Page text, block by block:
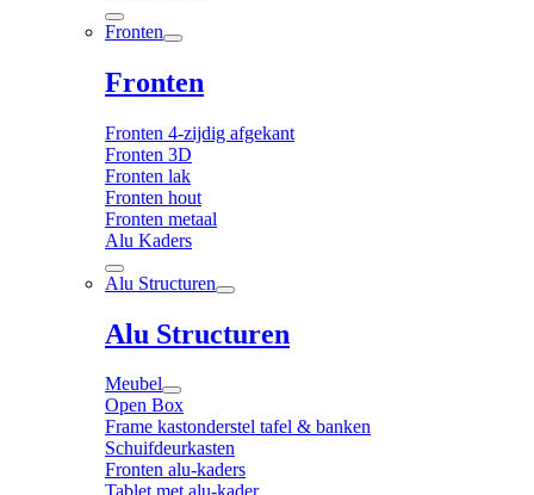
Fronten
Fronten
Fronten 4-zijdig afgekant
Fronten 3D
Fronten lak
Fronten hout
Fronten metaal
Alu Kaders
Alu Structuren
Alu Structuren
Meubel
Open Box
Frame kastonderstel tafel & banken
Schuifdeurkasten
Fronten alu-kaders